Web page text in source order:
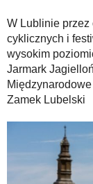
W Lublinie przez
cyklicznych i
wysokim
Jarmark
Zamek Lubelski